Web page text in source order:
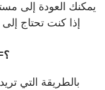
إذا كنت تحتاج
ما الذي يمكنني فعله لتنظيم ملف PDF؟